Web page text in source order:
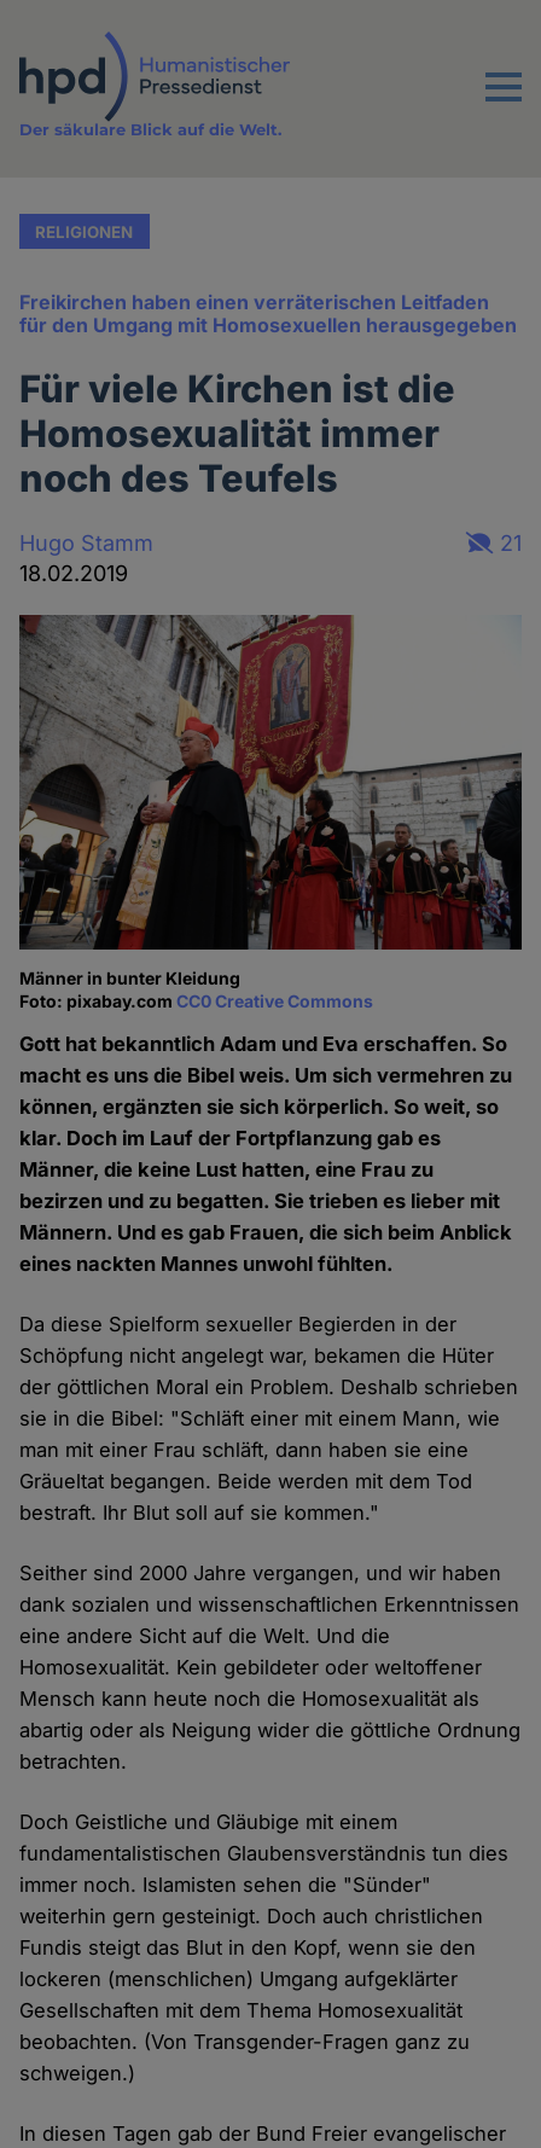
Inhalt
Menu
Der säkulare Blick auf die Welt.
RELIGIONEN
Freikirchen haben einen verräterischen Leitfaden
für den Umgang mit Homosexuellen herausgegeben
Für viele Kirchen ist die
Homosexualität immer
noch des Teufels
Hugo Stamm
18.02.2019
21
Männer in bunter Kleidung
Foto: pixabay.comCC0 Creative Commons
Gott hat bekanntlich Adam und Eva erschaffen. So
macht es uns die Bibel weis. Um sich vermehren zu
können, ergänzten sie sich körperlich. So weit, so
klar. Doch im Lauf der Fortpflanzung gab es
Männer, die keine Lust hatten, eine Frau zu
bezirzen und zu begatten. Sie trieben es lieber mit
Männern. Und es gab Frauen, die sich beim Anblick
eines nackten Mannes unwohl fühlten.
Da diese Spielform sexueller Begierden in der
Schöpfung nicht angelegt war, bekamen die Hüter
der göttlichen Moral ein Problem. Deshalb schrieben
sie in die Bibel: "Schläft einer mit einem Mann, wie
man mit einer Frau schläft, dann haben sie eine
Gräueltat begangen. Beide werden mit dem Tod
bestraft. Ihr Blut soll auf sie kommen."
Seither sind 2000 Jahre vergangen, und wir haben
dank sozialen und wissenschaftlichen Erkenntnissen
eine andere Sicht auf die Welt. Und die
Homosexualität. Kein gebildeter oder weltoffener
Mensch kann heute noch die Homosexualität als
abartig oder als Neigung wider die göttliche Ordnung
betrachten.
Doch Geistliche und Gläubige mit einem
fundamentalistischen Glaubensverständnis tun dies
immer noch. Islamisten sehen die "Sünder"
weiterhin gern gesteinigt. Doch auch christlichen
Fundis steigt das Blut in den Kopf, wenn sie den
lockeren (menschlichen) Umgang aufgeklärter
Gesellschaften mit dem Thema Homosexualität
beobachten. (Von Transgender-Fragen ganz zu
schweigen.)
In diesen Tagen gab der Bund Freier evangelischer